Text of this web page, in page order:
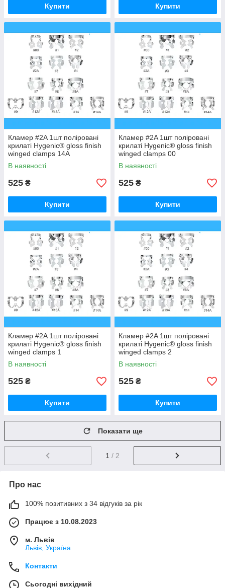
Купити Купити
Кламер #2A 1шт поліровані
крилаті Hygenic® gloss finish
winged clamps 14A
В наявності
525 ₴
Купити
Кламер #2A 1шт поліровані
крилаті Hygenic® gloss finish
winged clamps 00
В наявності
525 ₴
Купити
Кламер #2A 1шт поліровані
крилаті Hygenic® gloss finish
winged clamps 1
В наявності
525 ₴
Купити
Кламер #2A 1шт поліровані
крилаті Hygenic® gloss finish
winged clamps 2
В наявності
525 ₴
Купити
Показати ще
1 / 2
Про нас
100% позитивних з 34 відгуків за рік
Працює з 10.08.2023
м. Львів
Львів, Україна
Контакти
Сьогодні вихідний